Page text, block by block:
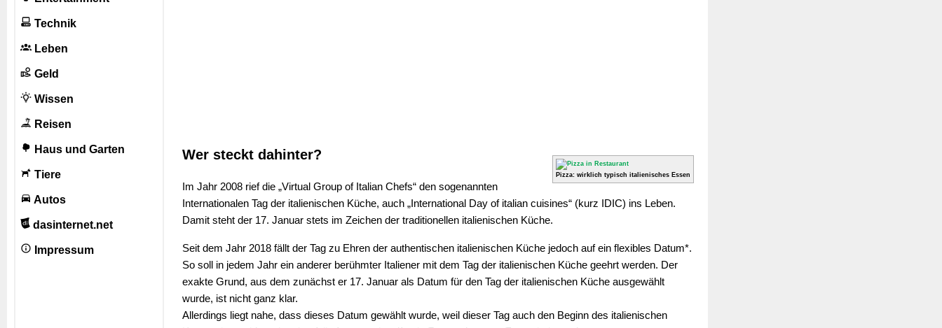
Technik
Leben
Geld
Wissen
Reisen
Haus und Garten
Tiere
Autos
dasinternet.net
Impressum
Pizza: wirklich typisch italienisches Essen
Wer steckt dahinter?
Im Jahr 2008 rief die „Virtual Group of Italian Chefs“ den sogenannten
Internationalen Tag der italienischen Küche, auch „International Day of italian cuisines“ (kurz IDIC) ins Leben.
Damit steht der 17. Januar stets im Zeichen der traditionellen italienischen Küche.
Seit dem Jahr 2018 fällt der Tag zu Ehren der authentischen italienischen Küche jedoch auf ein flexibles Datum*.
So soll in jedem Jahr ein anderer berühmter Italiener mit dem Tag der italienischen Küche geehrt werden. Der
exakte Grund, aus dem zunächst er 17. Januar als Datum für den Tag der italienischen Küche ausgewählt
wurde, ist nicht ganz klar.
Allerdings liegt nahe, dass dieses Datum gewählt wurde, weil dieser Tag auch den Beginn des italienischen